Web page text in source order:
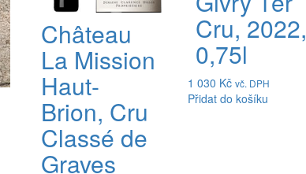
Château
La Mission
Haut-
Brion, Cru
Classé de
Graves
Cru, 2022,
0,75l
1 030 Kč vč. DPH
Přidat do košíku